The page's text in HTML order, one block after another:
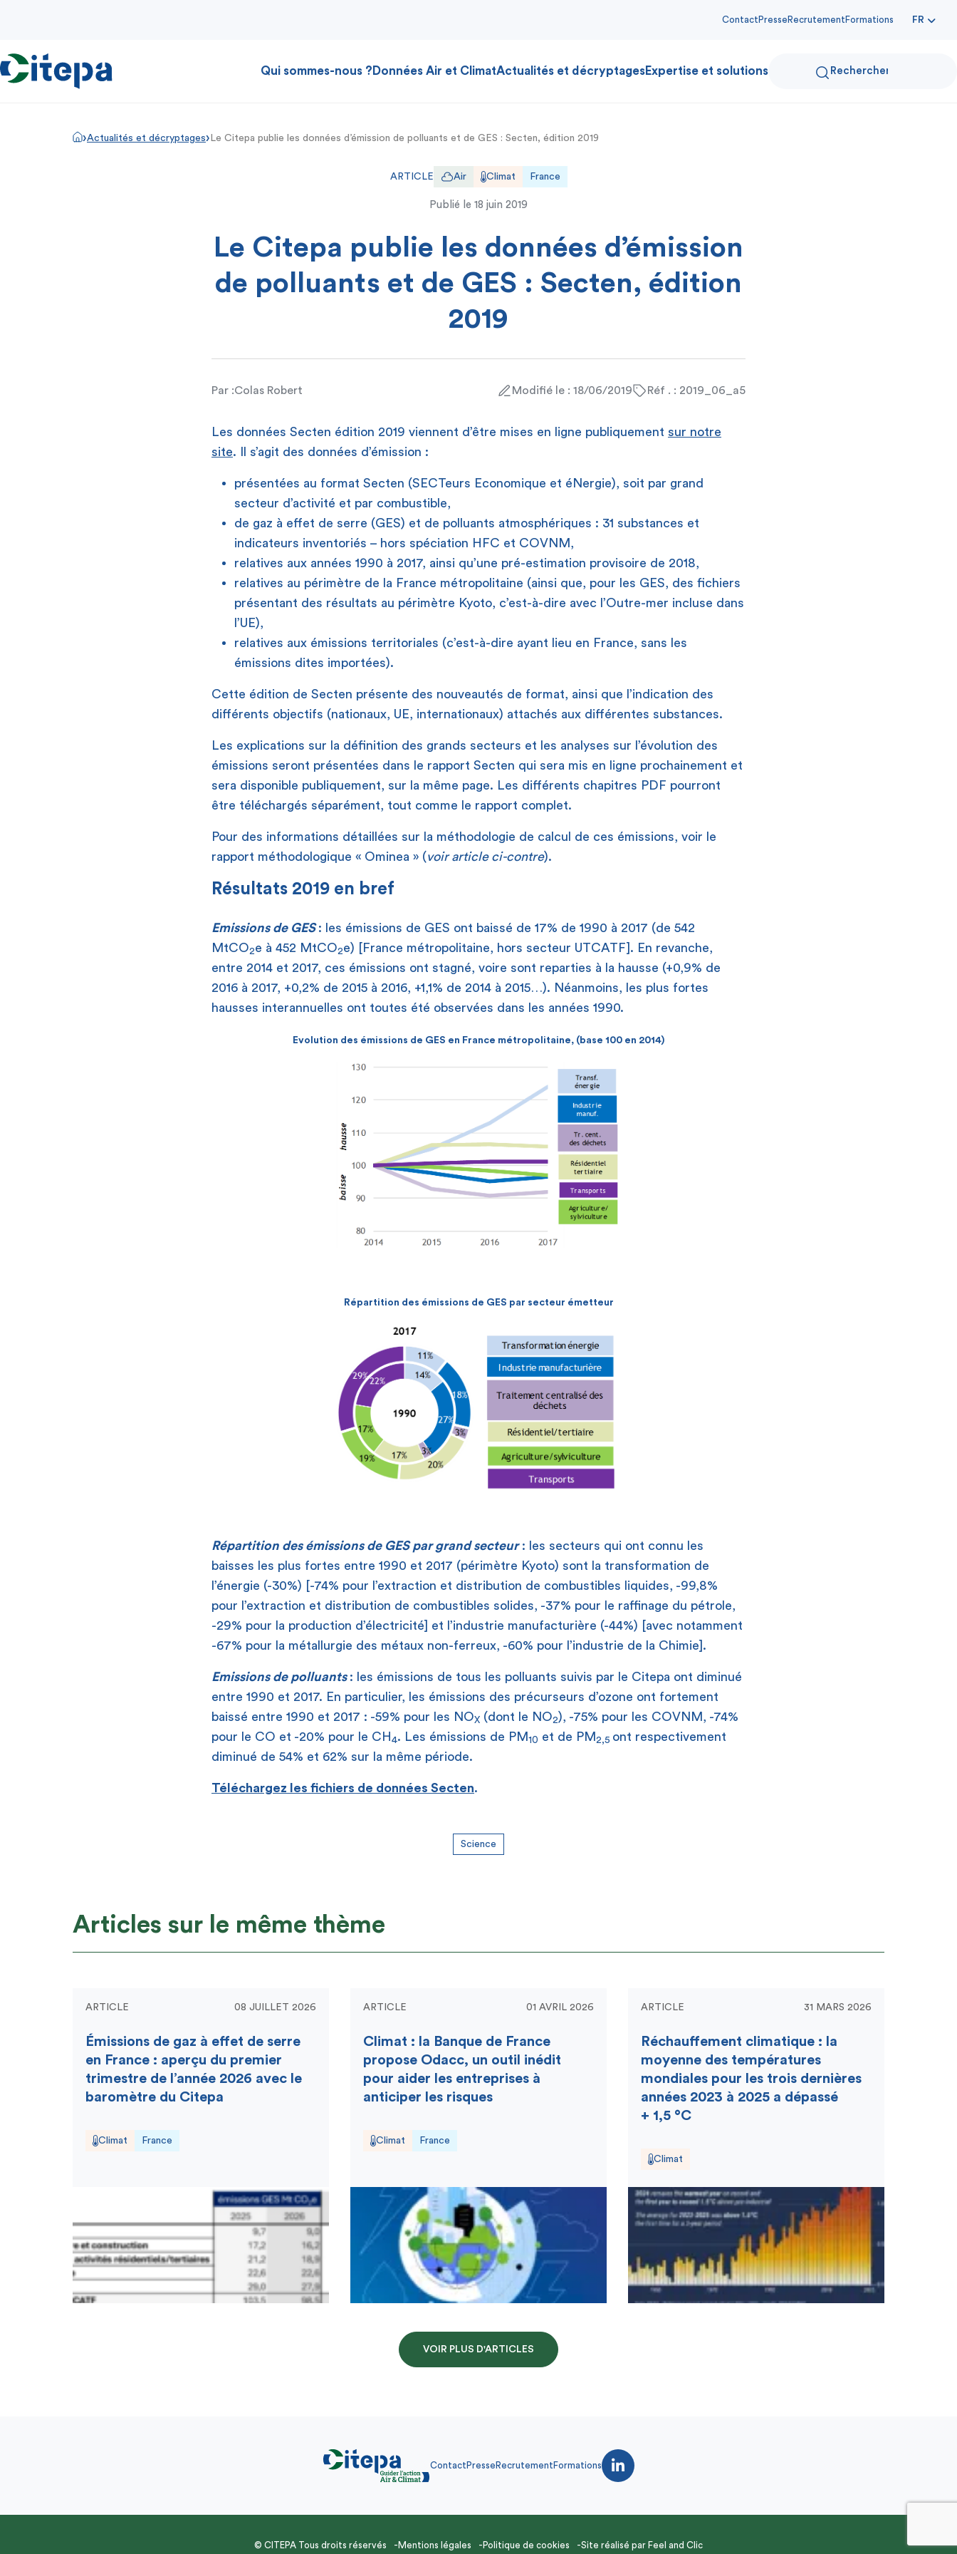
Contact Presse Recrutement Formations FR
Qui sommes-nous ? Données Air et ClimatActualités et décryptagesExpertise et solutions
›Actualités et décryptages› Le Citepa publie les données d’émission de polluants et de GES : Secten, édition 2019
ARTICLE Air Climat France
Publié le 18 juin 2019
Le Citepa publie les données d’émission
de polluants et de GES : Secten, édition
2019
Par :Colas Robert Modifié le : 18/06/2019 Réf . : 2019_06_a5
Les données Secten édition 2019 viennent d’être mises en ligne publiquement sur notre
site. Il s’agit des données d’émission :
présentées au format Secten (SECTeurs Economique et éNergie), soit par grand
secteur d’activité et par combustible,
de gaz à effet de serre (GES) et de polluants atmosphériques : 31 substances et
indicateurs inventoriés – hors spéciation HFC et COVNM,
relatives aux années 1990 à 2017, ainsi qu’une pré-estimation provisoire de 2018,
relatives au périmètre de la France métropolitaine (ainsi que, pour les GES, des fichiers
présentant des résultats au périmètre Kyoto, c’est-à-dire avec l’Outre-mer incluse dans
l’UE),
relatives aux émissions territoriales (c’est-à-dire ayant lieu en France, sans les
émissions dites importées).
Cette édition de Secten présente des nouveautés de format, ainsi que l’indication des
différents objectifs (nationaux, UE, internationaux) attachés aux différentes substances.
Les explications sur la définition des grands secteurs et les analyses sur l’évolution des
émissions seront présentées dans le rapport Secten qui sera mis en ligne prochainement et
sera disponible publiquement, sur la même page. Les différents chapitres PDF pourront
être téléchargés séparément, tout comme le rapport complet.
Pour des informations détaillées sur la méthodologie de calcul de ces émissions, voir le
rapport méthodologique « Ominea » (voir article ci-contre).
Résultats 2019 en bref
Emissions de GES: les émissions de GES ont baissé de 17% de 1990 à 2017 (de 542
MtCO2e à 452 MtCO2e) [France métropolitaine, hors secteur UTCATF]. En revanche,
entre 2014 et 2017, ces émissions ont stagné, voire sont reparties à la hausse (+0,9% de
2016 à 2017, +0,2% de 2015 à 2016, +1,1% de 2014 à 2015…). Néanmoins, les plus fortes
hausses interannuelles ont toutes été observées dans les années 1990.
Evolution des émissions de GES en France métropolitaine, (base 100 en 2014)
Répartition des émissions de GES par secteur émetteur
Répartition des émissions de GES par grand secteur: les secteurs qui ont connu les
baisses les plus fortes entre 1990 et 2017 (périmètre Kyoto) sont la transformation de
l’énergie (-30%) [-74% pour l’extraction et distribution de combustibles liquides, -99,8%
pour l’extraction et distribution de combustibles solides, -37% pour le raffinage du pétrole,
-29% pour la production d’électricité] et l’industrie manufacturière (-44%) [avec notamment
-67% pour la métallurgie des métaux non-ferreux, -60% pour l’industrie de la Chimie].
Emissions de polluants : les émissions de tous les polluants suivis par le Citepa ont diminué
entre 1990 et 2017. En particulier, les émissions des précurseurs d’ozone ont fortement
baissé entre 1990 et 2017 : -59% pour les NOX (dont le NO2), -75% pour les COVNM, -74%
pour le CO et -20% pour le CH 4. Les émissions de PM 10 et de PM 2,5 ont respectivement
diminué de 54% et 62% sur la même période.
Téléchargez les fichiers de données Secten.
Science
Articles sur le même thème
ARTICLE 08 JUILLET 2026
Émissions de gaz à effet de serre
en France : aperçu du premier
trimestre de l’année 2026 avec le
baromètre du Citepa
Climat France
ARTICLE 01 AVRIL 2026
Climat : la Banque de France
propose Odacc, un outil inédit
pour aider les entreprises à
anticiper les risques
Climat France
ARTICLE 31 MARS 2026
Réchauffement climatique : la
moyenne des températures
mondiales pour les trois dernières
années 2023 à 2025 a dépassé
+ 1,5 °C
Climat
VOIR PLUS D'ARTICLES
Contact Presse Recrutement Formations
© CITEPA Tous droits réservés Mentions légales Politique de cookies Site réalisé par Feel and Clic